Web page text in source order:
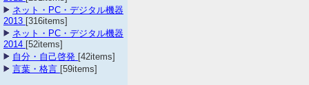
ネット・PC・デジタル機器
2013 [316items]
ネット・PC・デジタル機器
2014 [52items]
自分・自己啓発 [42items]
言葉・格言 [59items]